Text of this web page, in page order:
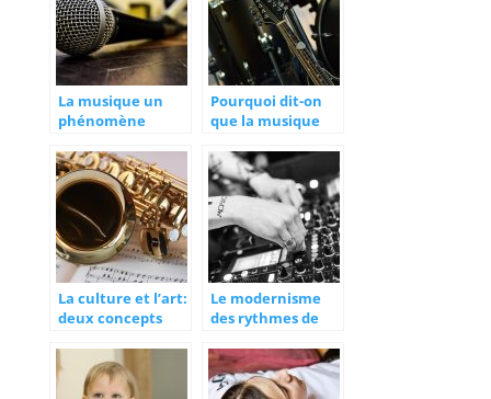
La musique un
phénomène
Pourquoi dit-on
que la musique
mœurs?
La culture et l’art:
deux concepts
Le modernisme
des rythmes de
la cadence